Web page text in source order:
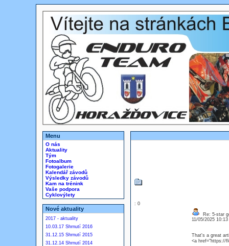
Menu
O nás
Aktuality
Tým
Fotoalbum
Fotogalerie
Kalendář závodů
Výsledky závodů
Kam na trénink
Vaše podpora
Cyklovýlety
Nové aktuality
2017 - aktuality
10.03.17 Shrnutí 2016
31.12.15 Shrnutí 2015
31.12.14 Shrnutí 2014
: 0
Re: 5-star
11/05/2025
That's a great
<a href="https://